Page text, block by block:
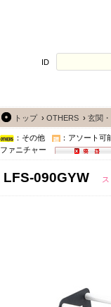
ID
トップ› OTHERS › 玄関
：その他
：アソート可
ファニチャー
LFS-090GYW